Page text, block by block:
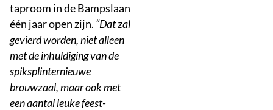
taproom in de Bampslaan
één jaar open zijn. “Dat zal
gevierd worden, niet alleen
met de inhuldiging van de
spiksplinternieuwe
brouwzaal, maar ook met
een aantal leuke feest-